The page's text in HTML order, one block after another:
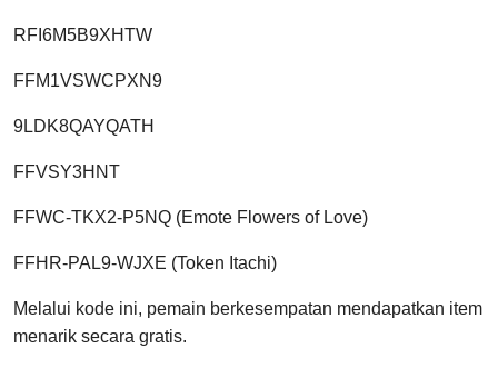
RFI6M5B9XHTW
FFM1VSWCPXN9
9LDK8QAYQATH
FFVSY3HNT
FFWC-TKX2-P5NQ (Emote Flowers of Love)
FFHR-PAL9-WJXE (Token Itachi)
Melalui kode ini, pemain berkesempatan mendapatkan item
menarik secara gratis.